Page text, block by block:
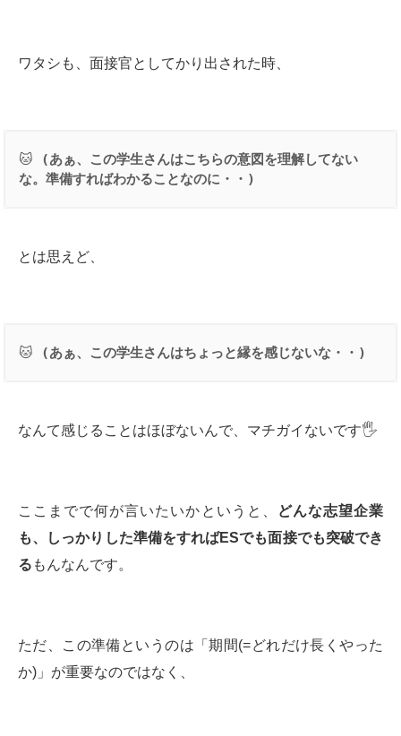
ワタシも、面接官としてかり出された時、
🐱 (あぁ、この学生さんはこちらの意図を理解してない
な。準備すればわかることなのに・・ )
とは思えど、
🐱 (あぁ、この学生さんはちょっと縁を感じないな・・ )
なんて感じることはほぼないんで、マチガイないです🖐
ここまでで何が言いたいかというと、
どんな志望企業
も、しっかりした準備をすればESでも面接でも突破でき
る もんなんです。
ただ、この準備というのは「期間(=どれだけ長くやった
か)」が重要なのではなく、